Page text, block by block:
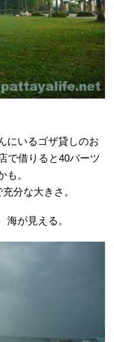
にいるゴザ貸しのお
で借りると40バーツ
も。
分な大きさ。
海が見える。